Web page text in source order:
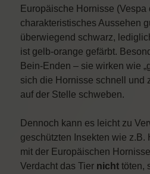
Europäische Hornisse
charakteristisches Aussehen
überwiegend schwarz,
ist gelb-orange gefärbt.
Bein-Enden – sie wirken wie
sich die Hornisse schnell und
auf der Stelle schweben.
Dennoch kann es leicht zu
geschützten Insekten wie
mit der Europäischen
Verdacht das Tier nicht töten,